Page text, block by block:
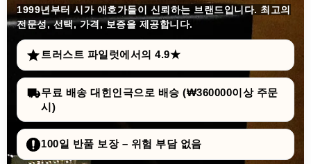
1999년부터 시가 애호가들이 신뢰하는 브랜드입니다. 최고의
전문성, 선택, 가격, 보증을 제공합니다.
트러스트 파일럿에서의 4.9★
무료 배송 대힌인극으로 배승 (₩360000이상 주문
시)
100일 반품 보장 – 위험 부담 없음